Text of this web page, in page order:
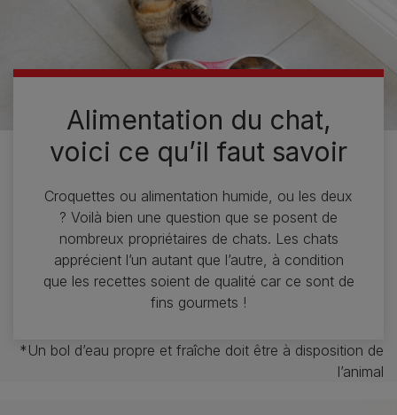
Alimentation du chat,
voici ce qu’il faut savoir
Croquettes ou alimentation humide, ou les deux
? Voilà bien une question que se posent de
nombreux propriétaires de chats. Les chats
apprécient l’un autant que l’autre, à condition
que les recettes soient de qualité car ce sont de
fins gourmets !
*Un bol d’eau propre et fraîche doit être à disposition de
l’animal